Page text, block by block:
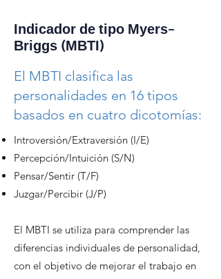
Indicador de tipo Myers-
Briggs (MBTI)
El MBTI clasifica las
personalidades en 16 tipos
basados en cuatro dicotomías:
Introversión/Extraversión (I/E)
Percepción/Intuición (S/N)
Pensar/Sentir (T/F)
Juzgar/Percibir (J/P)
El MBTI se utiliza para comprender las
diferencias individuales de personalidad,
con el objetivo de mejorar el trabajo en